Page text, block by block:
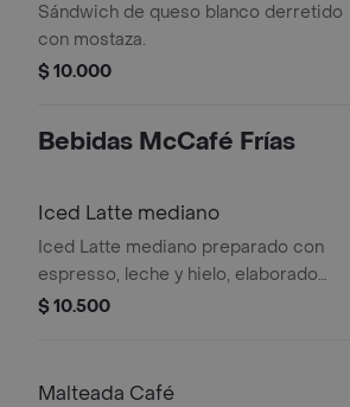
Sándwich de queso blanco derretido
con mostaza.
$ 10.000
Bebidas McCafé Frías
Iced Latte mediano
Iced Latte mediano preparado con
espresso, leche y hielo, elaborado
con café 100 % colombiano.
$ 10.500
Malteada Café